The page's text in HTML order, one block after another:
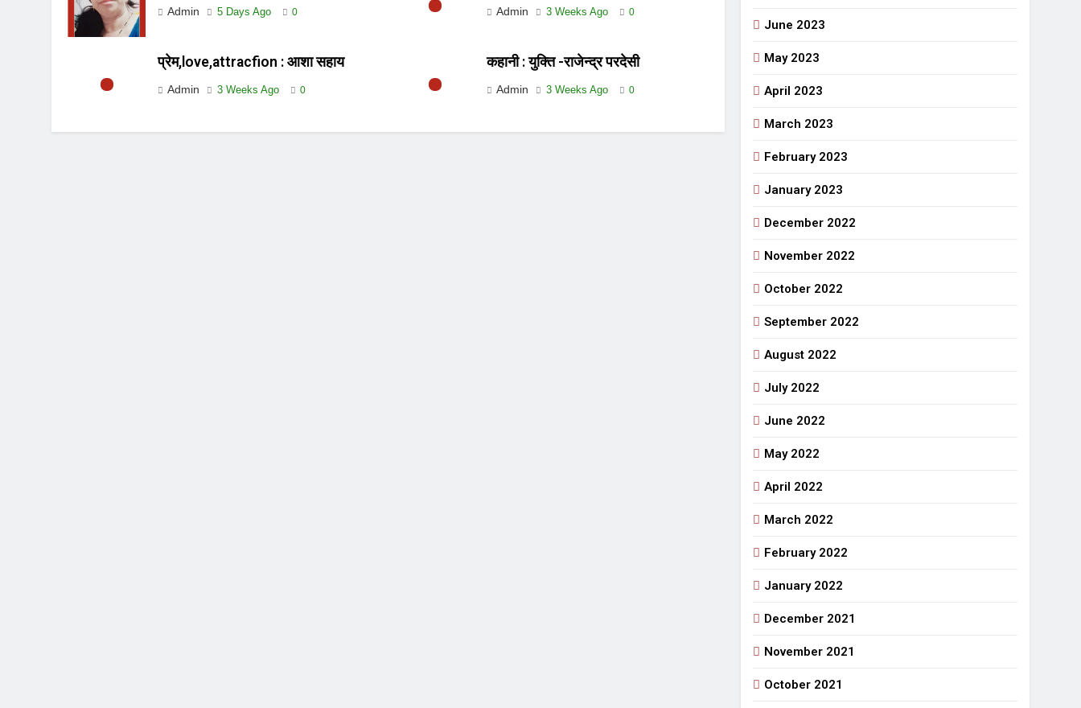
Admin 5 Days Ago 0 Admin 3 Weeks Ago 0
प्रेम,love,attracfion : आशा सहाय
Admin 3 Weeks Ago 0
कहानी : युक्ति -राजेन्द्र परदेसी
Admin 3 Weeks Ago 0
June 2023
May 2023
April 2023
March 2023
February 2023
January 2023
December 2022
November 2022
October 2022
September 2022
August 2022
July 2022
June 2022
May 2022
April 2022
March 2022
February 2022
January 2022
December 2021
November 2021
October 2021